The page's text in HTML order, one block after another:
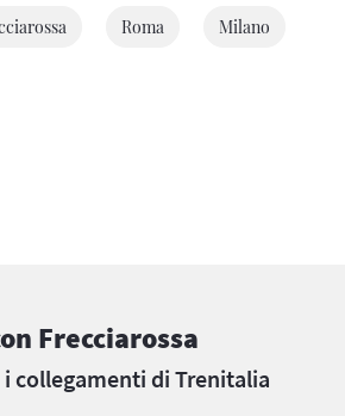
Roma Milano
Frecciarossa
collegamenti di Trenitalia